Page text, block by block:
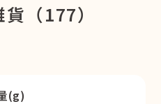
（177）
(g)